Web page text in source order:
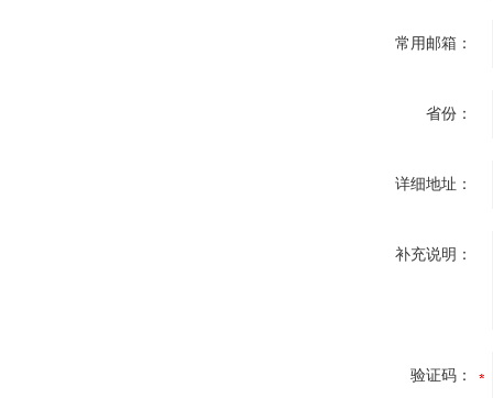
常用邮箱：
省份：
详细地址：
补充说明：
验证码：